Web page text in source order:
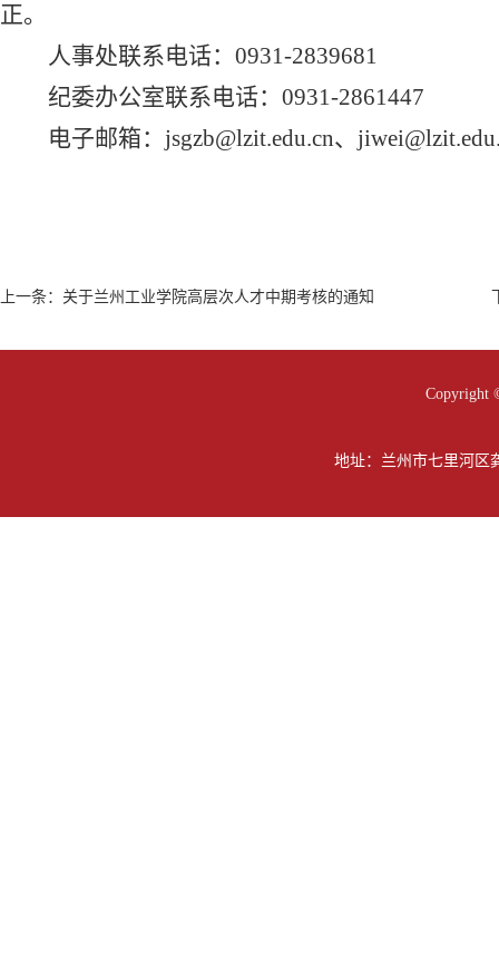
正。
人事处联系电话： 0931-2839681
纪委办公室联系电话： 0931-2861447
电子邮箱： jsgzb@lzit.edu.cn、
上一条： 关于兰州工业学院高层次人才中期考核的通知
Copyright
地址：兰州市七里河